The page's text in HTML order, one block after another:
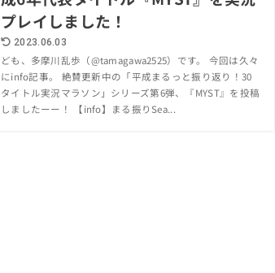
プレイしました！
2023.06.03
ども、多摩川乱歩（@tamagawa2525）です。 今回は久々
にinfo記事。 絶賛更新中の「平成まるっと振り返り！30
タイトル実況マラソン」シリーズ第6弾、『MYST』を投稿
しましたーー！ 【info】まる振りSea...